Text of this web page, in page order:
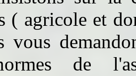
( agricole et
vous
de